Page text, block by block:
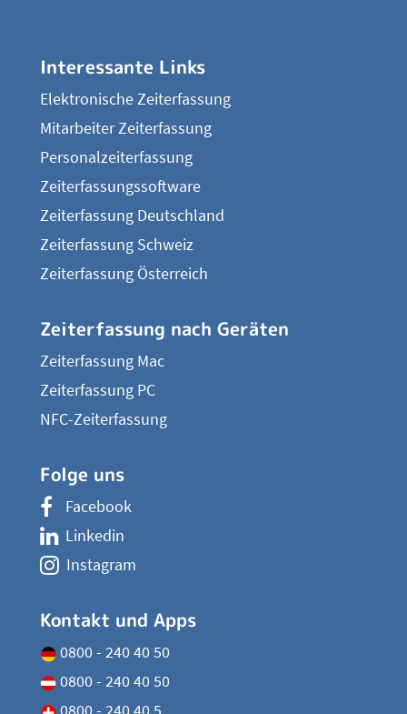
Interessante Links
Elektronische Zeiterfassung
Mitarbeiter Zeiterfassung
Personalzeiterfassung
Zeiterfassungssoftware
Zeiterfassung Deutschland
Zeiterfassung Schweiz
Zeiterfassung Österreich
Zeiterfassung nach Geräten
Zeiterfassung Mac
Zeiterfassung PC
NFC-Zeiterfassung
Folge uns
Facebook
Linkedin
Instagram
Kontakt und Apps
0800 - 240 40 50
0800 - 240 40 50